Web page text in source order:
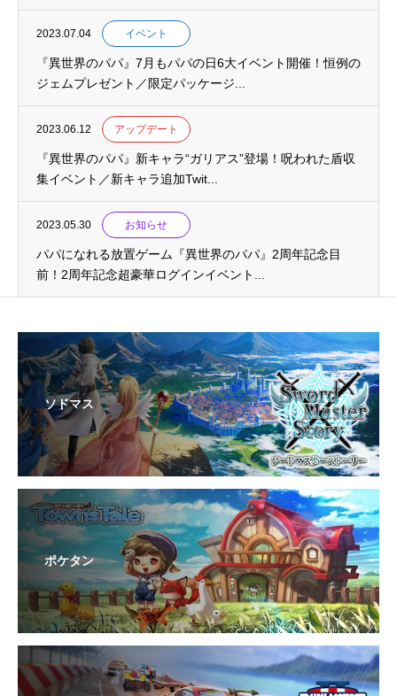
2023.07.04 イベント
『異世界のパパ』7月もパパの日6大イベント開催！恒例の
ジェムプレゼント／限定パッケージ...
2023.06.12 アップデート
『異世界のパパ』新キャラ“ガリアス”登場！呪われた盾収
集イベント／新キャラ追加Twit...
2023.05.30 お知らせ
パパになれる放置ゲーム『異世界のパパ』2周年記念目
前！2周年記念超豪華ログインイベント...
ソドマス
ポケタン